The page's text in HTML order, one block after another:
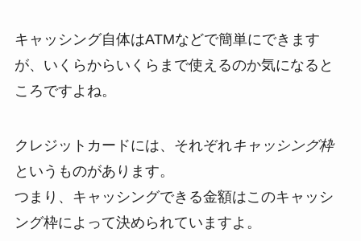
キャッシング自体はATMなどで簡単にできます
が、いくらからいくらまで使えるのか気になると
ころですよね。
クレジットカードには、それぞれキャッシング枠
というものがあります。
つまり、キャッシングできる金額はこのキャッシ
ング枠によって決められていますよ。